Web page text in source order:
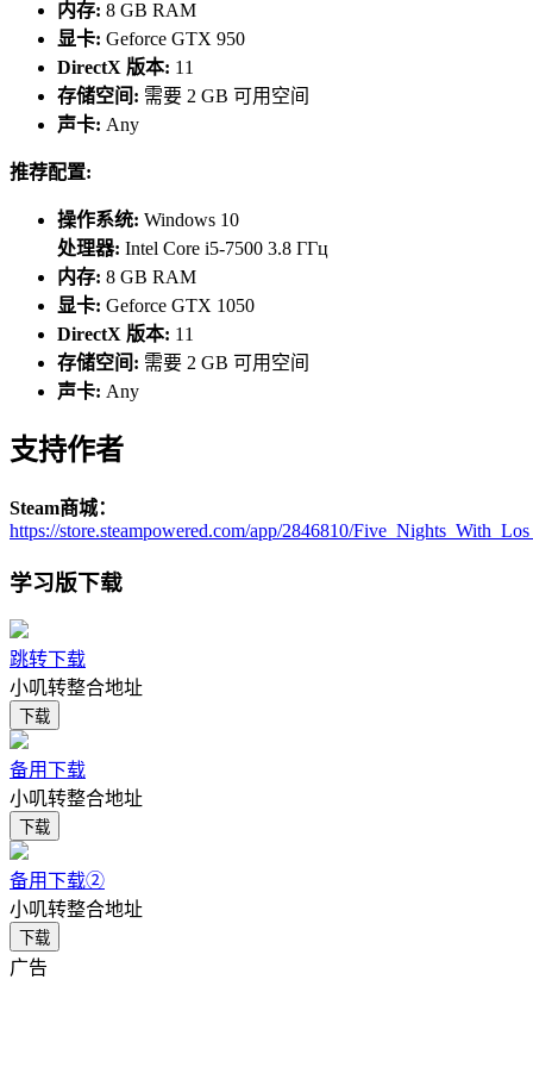
内存: 8 GB RAM
显卡: Geforce GTX 950
DirectX 版本: 11
存储空间: 需要 2 GB 可用空间
声卡: Any
推荐配置:
操作系统: Windows 10
处理器: Intel Core i5-7500 3.8 ГГц
内存: 8 GB RAM
显卡: Geforce GTX 1050
DirectX 版本: 11
存储空间: 需要 2 GB 可用空间
声卡: Any
支持作者
Steam商城：
https://store.steampowered.com/app/2846810/
学习版下载
跳转下载
小叽转整合地址
下载
备用下载
小叽转整合地址
下载
备用下载②
小叽转整合地址
下载
广告